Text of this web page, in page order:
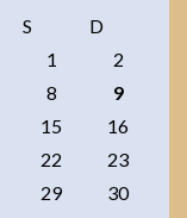
S
D
1
2
8
9
15
16
22
23
29
30